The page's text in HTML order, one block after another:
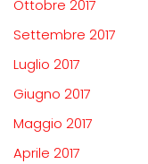
Ottobre 2017
Settembre 2017
Luglio 2017
Giugno 2017
Maggio 2017
Aprile 2017